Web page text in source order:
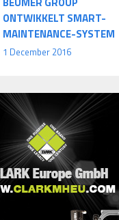
ONTWIKKELT SMART-
MAINTENANCE-SYSTEM
1 December 2016